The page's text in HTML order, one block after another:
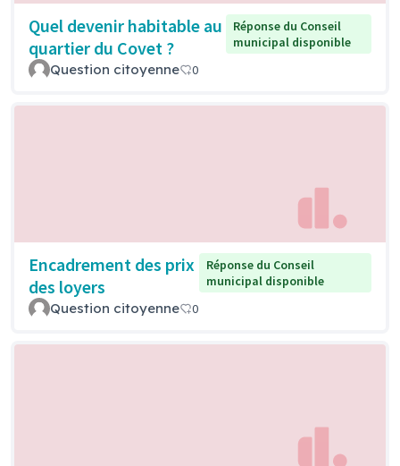
Quel devenir habitable au
quartier du Covet ?
Réponse du Conseil
municipal disponible
Question citoyenne 0
Encadrement des prix
des loyers
Réponse du Conseil
municipal disponible
Question citoyenne 0